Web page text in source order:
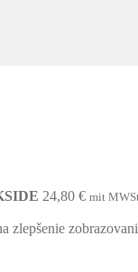
24,80 € mit
zlepšenie